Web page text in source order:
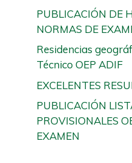
PUBLICACIÓN DE
NORMAS DE
Residencias
Técnico OEP ADIF
EXCELENTES
PUBLICACIÓN
PROVISIONALES
EXAMEN